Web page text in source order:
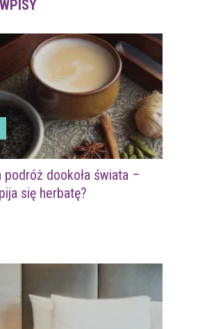
podróż dookoła świata –
się herbatę?